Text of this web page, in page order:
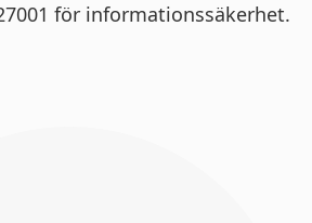
för informationssäkerhet.